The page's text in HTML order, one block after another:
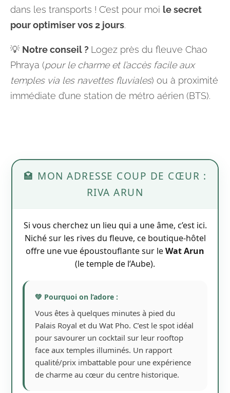
dans les transports ! C’est pour moi le secret
pour optimiser vos 2 jours.
💡 Notre conseil ? Logez près du fleuve Chao
Phraya (pour le charme et l’accès facile aux
temples via les navettes fluviales) ou à proximité
immédiate d’une station de métro aérien (BTS).
🏩 MON ADRESSE COUP DE CŒUR :
RIVA ARUN
Si vous cherchez un lieu qui a une âme, c’est ici.
Niché sur les rives du fleuve, ce boutique-hôtel
offre une vue époustouflante sur leWat Arun
(le temple de l’Aube).
💚 Pourquoi on l’adore :
Vous êtes à quelques minutes à pied du
Palais Royal et du Wat Pho. C’est le spot idéal
pour savourer un cocktail sur leur rooftop
face aux temples illuminés. Un rapport
qualité/prix imbattable pour une expérience
de charme au cœur du centre historique.